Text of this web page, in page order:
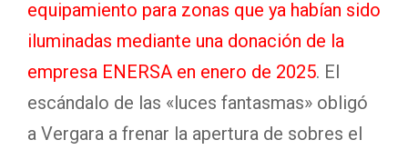
equipamiento para zonas que ya habían sido
iluminadas mediante una donación de la
empresa ENERSA en enero de 2025. El
escándalo de las «luces fantasmas» obligó
a Vergara a frenar la apertura de sobres el